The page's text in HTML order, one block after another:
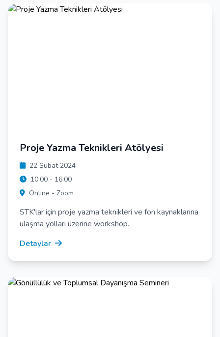
Proje Yazma Teknikleri Atölyesi
22 Şubat 2024
10:00 - 16:00
Online - Zoom
STK'lar için proje yazma teknikleri ve fon kaynaklarına
ulaşma yolları üzerine workshop.
Detaylar